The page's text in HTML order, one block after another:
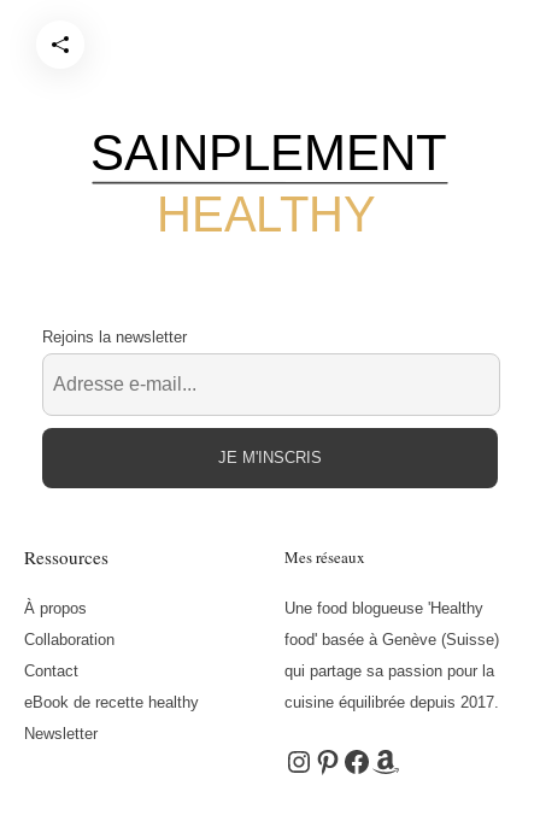
HEALTHY
SAINPLEMENT
Ressources
À propos
Collaboration
Contact
eBook de recette healthy
Newsletter
Mes réseaux
Une food blogueuse 'Healthy
food' basée à Genève (Suisse)
qui partage sa passion pour la
cuisine équilibrée depuis 2017.
Instagram
Pinterest
Facebook
Amazon
Rejoins la newsletter
JE M'INSCRIS